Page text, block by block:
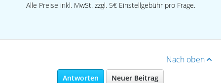
Alle Preise inkl. MwSt. zzgl. 5€ Einstellgebühr pro Frage.
Nach oben
Antworten Neuer Beitrag